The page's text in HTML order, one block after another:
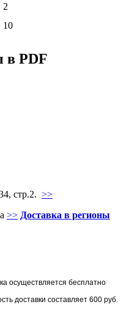
2
10
в PDF
стр.2. >>
>> Доставка в регионы
осуществляется бесплатно
доставки составляет 600 руб.